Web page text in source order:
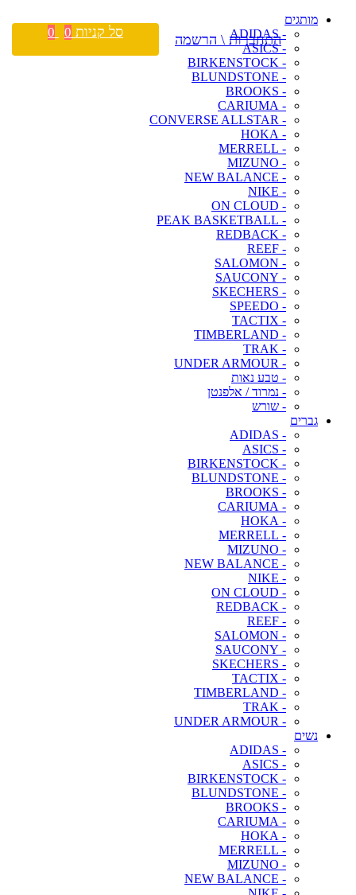
מותגים
- ADIDAS
- ASICS
- BIRKENSTOCK
- BLUNDSTONE
- BROOKS
- CARIUMA
- CONVERSE ALLSTAR
- HOKA
- MERRELL
- MIZUNO
- NEW BALANCE
- NIKE
- ON CLOUD
- PEAK BASKETBALL
- REDBACK
- REEF
- SALOMON
- SAUCONY
- SKECHERS
- SPEEDO
- TACTIX
- TIMBERLAND
- TRAK
- UNDER ARMOUR
- טבע נאות
- נמרוד / אלפנטן
- שורש
גברים
- ADIDAS
- ASICS
- BIRKENSTOCK
- BLUNDSTONE
- BROOKS
- CARIUMA
- HOKA
- MERRELL
- MIZUNO
- NEW BALANCE
- NIKE
- ON CLOUD
- REDBACK
- REEF
- SALOMON
- SAUCONY
- SKECHERS
- TACTIX
- TIMBERLAND
- TRAK
- UNDER ARMOUR
נשים
- ADIDAS
- ASICS
- BIRKENSTOCK
- BLUNDSTONE
- BROOKS
- CARIUMA
- HOKA
- MERRELL
- MIZUNO
- NEW BALANCE
התחברות \ הרשמה סל קניות 0
0